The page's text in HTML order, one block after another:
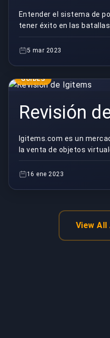
Entender el sistema de
tener éxito en las
tiene mecánicas y
5 mar 2023
GUIDES
Revisión
Igitems.com es un
la venta de objetos
videojuegos populares.
... 16 ene 2023
View